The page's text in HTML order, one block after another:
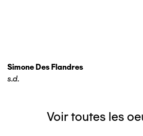
Simone Des Flandres
s.d.
Voir toutes les